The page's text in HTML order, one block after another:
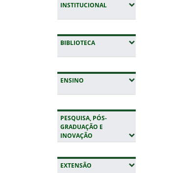
INSTITUCIONAL(EXPANDIR SUBMENUS)
BIBLIOTECA(EXPANDIR SUBMENUS)
ENSINO (EXPANDIR SUBMENUS)
PESQUISA, PÓS-
GRADUAÇÃO E
INOVAÇÃO (EXPANDIR SUBMENUS)
EXTENSÃO (EXPANDIR SUBMENUS)